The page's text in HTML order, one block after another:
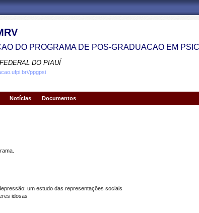
DO PROGRAMA DE POS-GRADUACAO EM
DO PIAUÍ
ppgpsi
Notícias Documentos
um estudo das representações sociais
idosas